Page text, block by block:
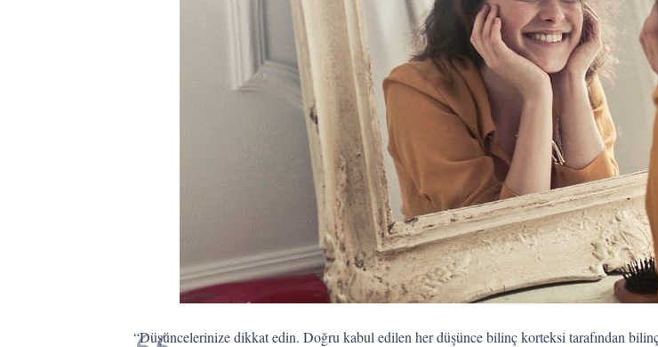
“Düşüncelerinize dikkat edin. Doğru kabul edilen her düşünce bilinç korteksi tarafından